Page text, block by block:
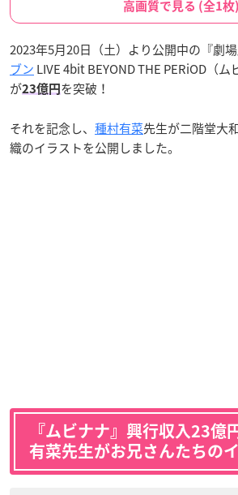
高画質で見る (全1枚)
2023年5月20日（土）より公開中の『劇
ブン LIVE 4bit BEYOND THE PERiOD（
が23億円 を突破！
それを記念し、 種村有菜先生が二階堂大
織のイラストを公開しました。
『ムビナナ』興行収入23億
有菜先生がお兄さんたちの